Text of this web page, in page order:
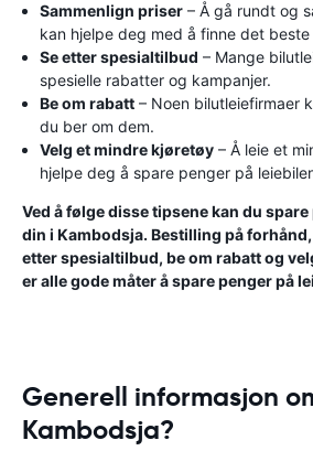
Sammenlign priser – Å gå rundt og
kan hjelpe deg med å finne det
Se etter spesialtilbud – Mange
spesielle rabatter og kampanjer.
Be om rabatt – Noen bilutleiefirmaer
du ber om dem.
Velg et mindre kjøretøy – Å leie et
hjelpe deg å spare penger på
Ved å følge disse tipsene kan du
din i Kambodsja. Bestilling på
etter spesialtilbud, be om rabatt og
er alle gode måter å spare penger på
Generell informasjon
Kambodsja?